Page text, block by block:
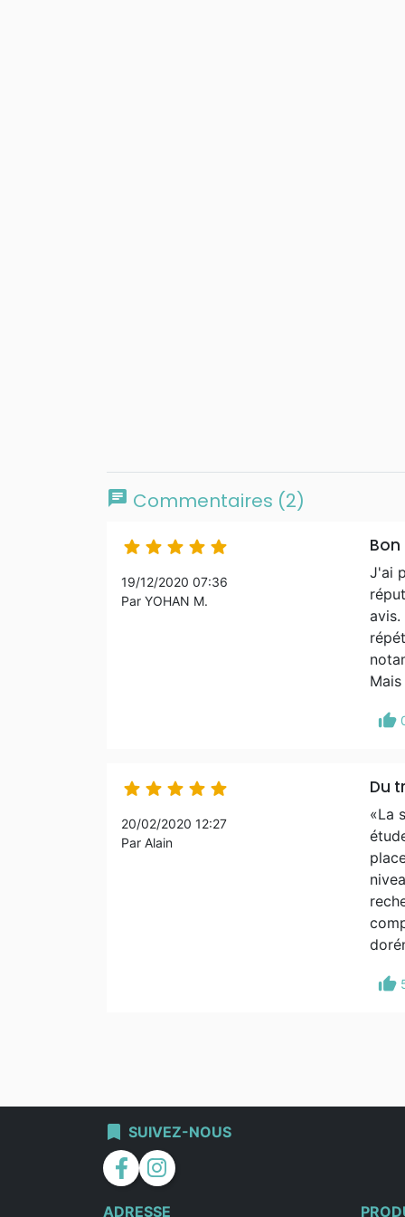
chat Commentaires (2)
    
19/12/2020 07:36
Par YOHAN M.
Bon
J'ai
thumb_up
    
20/02/2020 12:27
Par Alain
Du
«La
thumb_up
bookmark SUIVEZ-NOUS
facebook instagram
ADRESSE